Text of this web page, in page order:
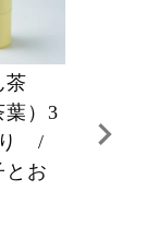
茶
葉）3
り /
とお
ーヒー